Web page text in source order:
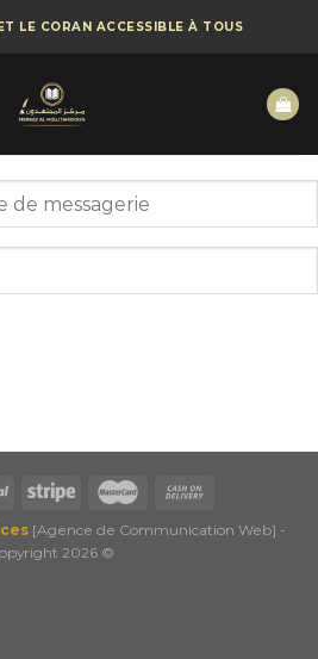
LE CORAN ACCESSIBLE À TOUS
[Agence de Communication Web] -
2026 ©